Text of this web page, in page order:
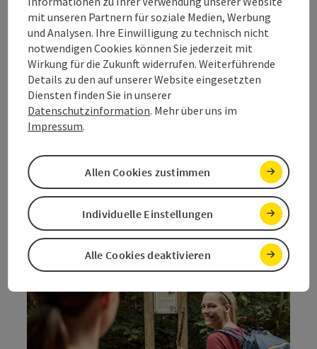
mit unseren Partnern für soziale Medien, Werbung
und Analysen. Ihre Einwilligung zu technisch nicht
notwendigen Cookies können Sie jederzeit mit
Wirkung für die Zukunft widerrufen. Weiterführende
Details zu den auf unserer Website eingesetzten
Diensten finden Sie in unserer
Datenschutzinformation. Mehr über uns im
Impressum.
Alle Cookies deaktivieren
Individuelle Einstellungen
Allen Cookies zustimmen